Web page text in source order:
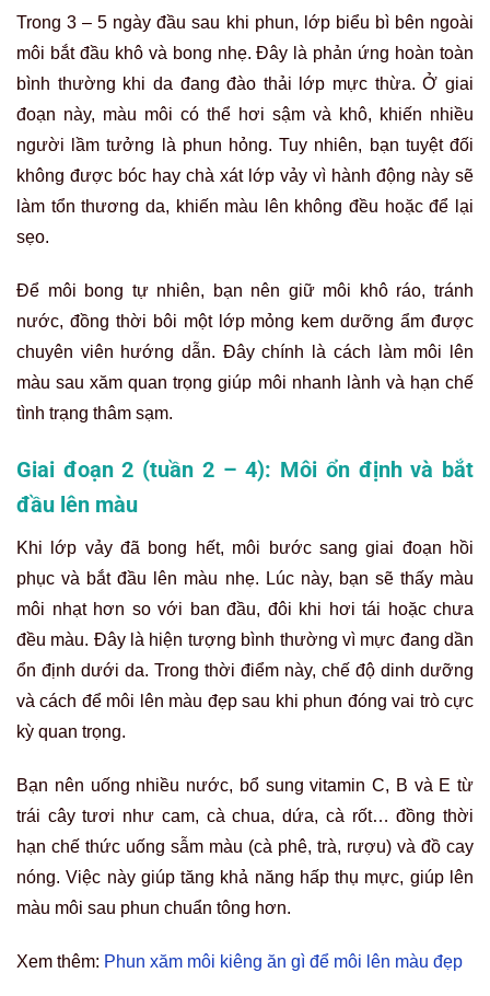
Trong 3 – 5 ngày đầu sau khi phun, lớp biểu bì bên ngoài
môi bắt đầu khô và bong nhẹ. Đây là phản ứng hoàn toàn
bình thường khi da đang đào thải lớp mực thừa. Ở giai
đoạn này, màu môi có thể hơi sậm và khô, khiến nhiều
người lầm tưởng là phun hỏng. Tuy nhiên, bạn tuyệt đối
không được bóc hay chà xát lớp vảy vì hành động này sẽ
làm tổn thương da, khiến màu lên không đều hoặc để lại
sẹo.
Để môi bong tự nhiên, bạn nên giữ môi khô ráo, tránh
nước, đồng thời bôi một lớp mỏng kem dưỡng ẩm được
chuyên viên hướng dẫn. Đây chính là cách làm môi lên
màu sau xăm quan trọng giúp môi nhanh lành và hạn chế
tình trạng thâm sạm.
Giai đoạn 2 (tuần 2 – 4): Môi ổn định và bắt
đầu lên màu
Khi lớp vảy đã bong hết, môi bước sang giai đoạn hồi
phục và bắt đầu lên màu nhẹ. Lúc này, bạn sẽ thấy màu
môi nhạt hơn so với ban đầu, đôi khi hơi tái hoặc chưa
đều màu. Đây là hiện tượng bình thường vì mực đang dần
ổn định dưới da. Trong thời điểm này, chế độ dinh dưỡng
và cách để môi lên màu đẹp sau khi phun đóng vai trò cực
kỳ quan trọng.
Bạn nên uống nhiều nước, bổ sung vitamin C, B và E từ
trái cây tươi như cam, cà chua, dứa, cà rốt… đồng thời
hạn chế thức uống sẫm màu (cà phê, trà, rượu) và đồ cay
nóng. Việc này giúp tăng khả năng hấp thụ mực, giúp lên
màu môi sau phun chuẩn tông hơn.
Xem thêm: Phun xăm môi kiêng ăn gì để môi lên màu đẹp